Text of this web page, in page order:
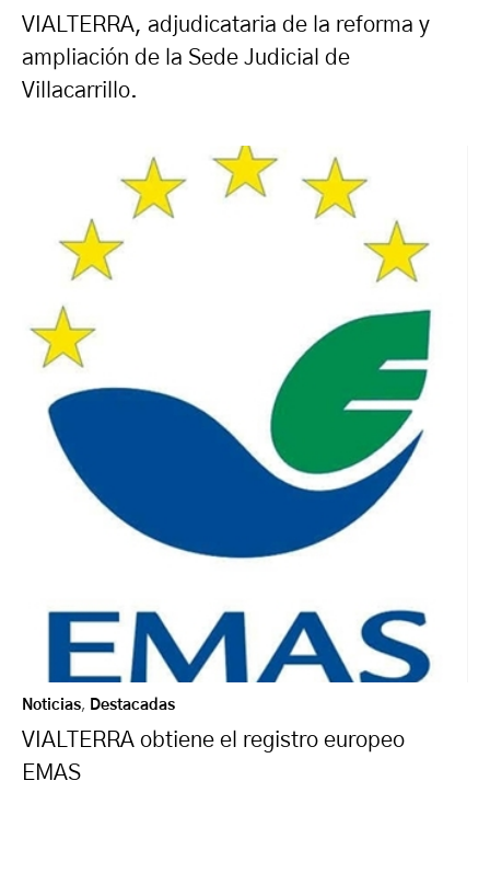
VIALTERRA, adjudicataria de la reforma y
ampliación de la Sede Judicial de
Villacarrillo.
Noticias, Destacadas
VIALTERRA obtiene el registro europeo
EMAS